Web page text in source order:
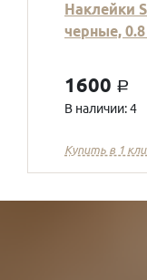
Наклейки
черные,
1600 a
В наличии: 4
Купить в 1